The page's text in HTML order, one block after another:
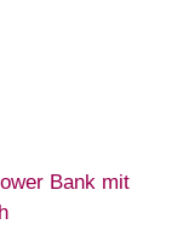
Bank mit